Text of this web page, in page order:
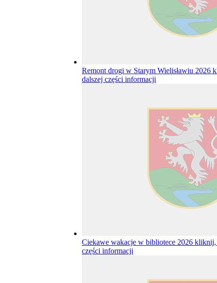
Remont drogi w Starym Wielisławiu 2026
dalszej części informacji
Ciekawe wakacje w bibliotece 2026 kliknij,
części informacji